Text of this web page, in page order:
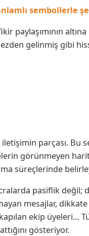
sembollerle
paylaşımının
gelinmiş gibi
parçası. Bu
görünmeyen
süreçlerinde
pasiflik değil;
mesajlar,
ekip üyeleri…
gösteriyor.